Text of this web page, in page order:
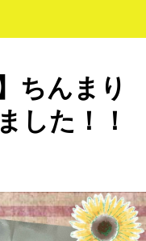
ちんまり
した！！